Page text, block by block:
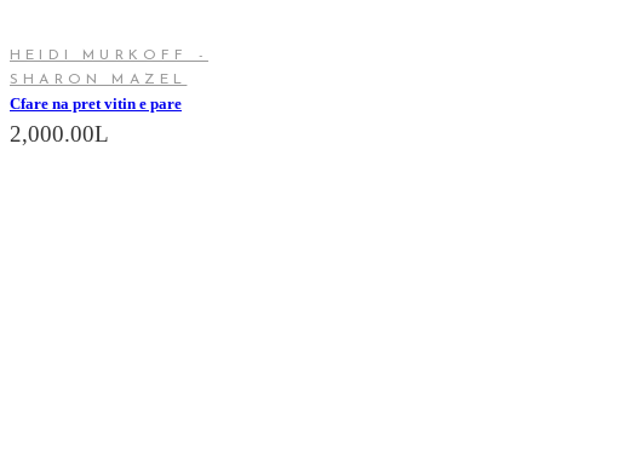
HEIDI MURKOFF -
SHARON MAZEL
Cfare na pret vitin e pare
2,000.00L